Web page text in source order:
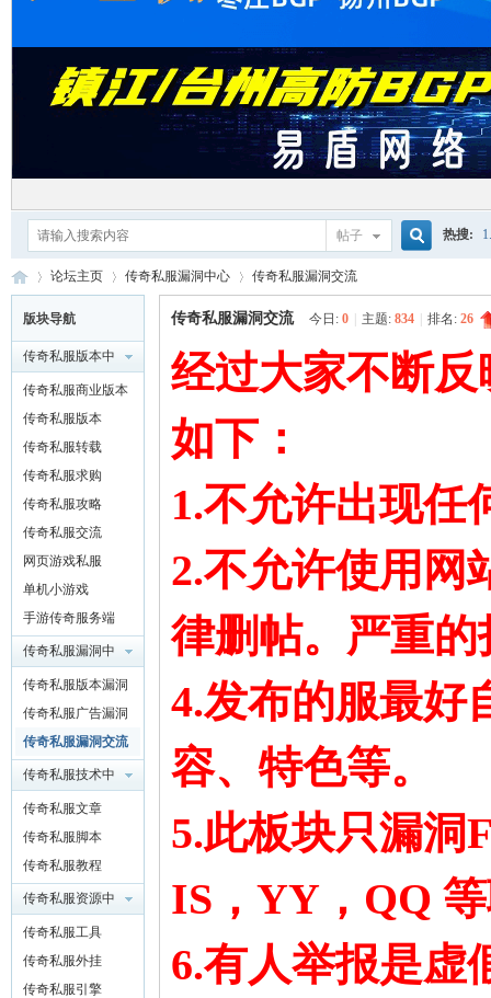
帖子
索
热搜:
红
鹰
论
»
论坛主页
›
传奇私服漏洞中心
›
传奇私服漏洞交流
版块导航
传奇私服版本中
心
传奇私服商业版本
传奇私服版本
传奇私服转载
传奇私服求购
传奇私服攻略
传奇私服交流
网页游戏私服
单机小游戏
手游传奇服务端
传奇私服漏洞中
心
传奇私服版本漏洞
传奇私服广告漏洞
传奇私服漏洞交流
传奇私服技术中
心
传奇私服文章
传奇私服脚本
传奇私服教程
传奇私服资源中
心
传奇私服工具
传奇私服外挂
传奇私服引擎
传奇私服漏洞交流 今日: 0 主题: 834 排名: 26
经过大家不断
如下：
1.不允许出现任
2.不允许使用网
律删帖。严重
4.发布的服最好
容、特色等。
5.此板块只漏洞
IS，YY，QQ
6.有人举报是虚